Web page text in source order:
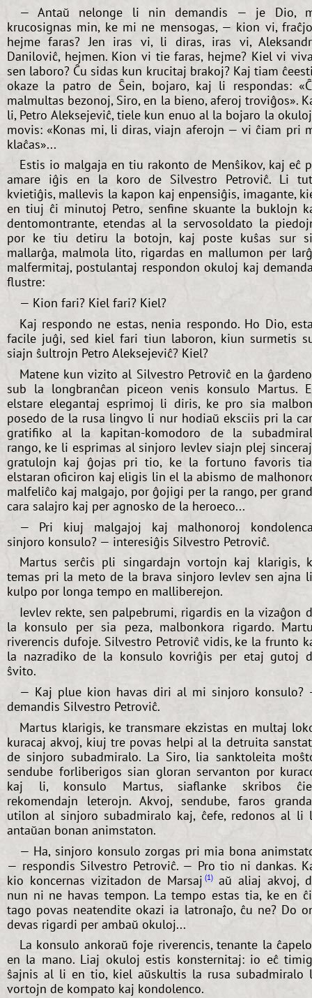
— Antaŭ nelonge li nin demandis — je Dio,
krucosignas min, ke mi ne mensogas, — kion vi,
hejme faras? Jen iras vi, li diras, iras vi,
Daniloviĉ, hejmen. Kion vi tie faras, hejme? Kiel vi
sen laboro? Ĉu sidas kun krucitaj brakoj? Kaj tiam
okaze la patro de Ŝein, bojaro, kaj li respondas:
malmultas bezonoj, Siro, en la bieno, aferoj troviĝos».
li, Petro Aleksejeviĉ, tiele kun enuo al la bojaro la
movis: «Konas mi, li diras, viajn aferojn — vi ĉiam pri
klaĉas»...
Estis io malgaja en tiu rakonto de Menŝikov, kaj eĉ
amare iĝis en la koro de Silvestro Petroviĉ. Li
kvietiĝis, mallevis la kapon kaj enpensiĝis, imagante,
en tiuj ĉi minutoj Petro, senfine skuante la buklojn
dentomontrante, etendas al la servosoldato la
por ke tiu detiru la botojn, kaj poste kuŝas sur
mallarĝa, malmola lito, rigardas en mallumon per
malfermitaj, postulantaj respondon okuloj kaj
flustre:
— Kion fari? Kiel fari? Kiel?
Kaj respondo ne estas, nenia respondo. Ho Dio,
facile juĝi, sed kiel fari tiun laboron, kiun surmetis
siajn ŝultrojn Petro Aleksejeviĉ? Kiel?
Matene kun vizito al Silvestro Petroviĉ en la
sub la longbranĉan piceon venis konsulo Martus.
elstare elegantaj esprimoj li diris, ke pro sia
posedo de la rusa lingvo li nur hodiaŭ eksciis pri la
gratifiko al la kapitan-komodoro de la
rango, ke li esprimas al sinjoro Ievlev siajn plej
gratulojn kaj ĝojas pri tio, ke la fortuno favoris
elstaran oficiron kaj eligis lin el la abismo de
malfeliĉo kaj malgajo, por ĝojigi per la rango, per
cara salajro kaj per agnosko de la heroeco...
— Pri kiuj malgajoj kaj malhonoroj
sinjoro konsulo? — interesiĝis Silvestro Petroviĉ.
Martus serĉis pli singardajn vortojn kaj klarigis,
temas pri la meto de la brava sinjoro Ievlev sen ajna
kulpo por longa tempo en malliberejon.
Ievlev rekte, sen palpebrumi, rigardis en la vizaĝon
la konsulo per sia peza, malbonkora rigardo.
riverencis dufoje. Silvestro Petroviĉ vidis, ke la frunto
la nazradiko de la konsulo kovriĝis per etaj gutoj
ŝvito.
— Kaj plue kion havas diri al mi sinjoro konsulo?
demandis Silvestro Petroviĉ.
Martus klarigis, ke transmare ekzistas en multaj
kuracaj akvoj, kiuj tre povas helpi al la detruita
de sinjoro subadmiralo. La Siro, lia sanktoleita
sendube forliberigos sian gloran servanton por
kaj li, konsulo Martus, siaflanke skribos
rekomendajn leterojn. Akvoj, sendube, faros
utilon al sinjoro subadmiralo kaj, ĉefe, redonos al li
antaŭan bonan animstaton.
— Ha, sinjoro konsulo zorgas pri mia bona
— respondis Silvestro Petroviĉ. — Pro tio ni dankas.
kio koncernas vizitadon de Marsaj 1 aŭ aliaj akvoj,
nun ni ne havas tempon. La tempo estas tia, ke en
tago povas neatendite okazi ia latronaĵo, ĉu ne? Do
devas rigardi per ambaŭ okuloj...
La konsulo ankoraŭ foje riverencis, tenante la
en la mano. Liaj okuloj estis konsternitaj: io eĉ
ŝajnis al li en tio, kiel aŭskultis la rusa subadmiralo
vortojn de kompato kaj kondolenco.